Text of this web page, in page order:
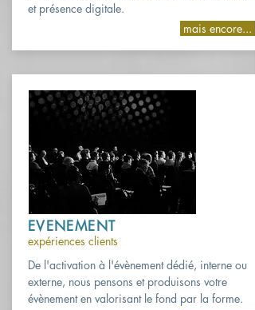
et présence digitale.
mais encore...
EVENEMENT
expériences clients
De l'activation à l'évènement dédié, interne ou
externe, nous pensons et produisons votre
évènement en valorisant le fond par la forme.